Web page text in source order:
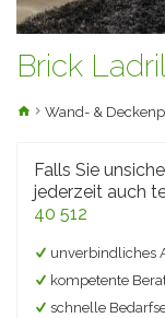
Brick
Wand- &
Falls Sie
jederzeit auch
40 512
unverbindliches
kompetente
schnelle